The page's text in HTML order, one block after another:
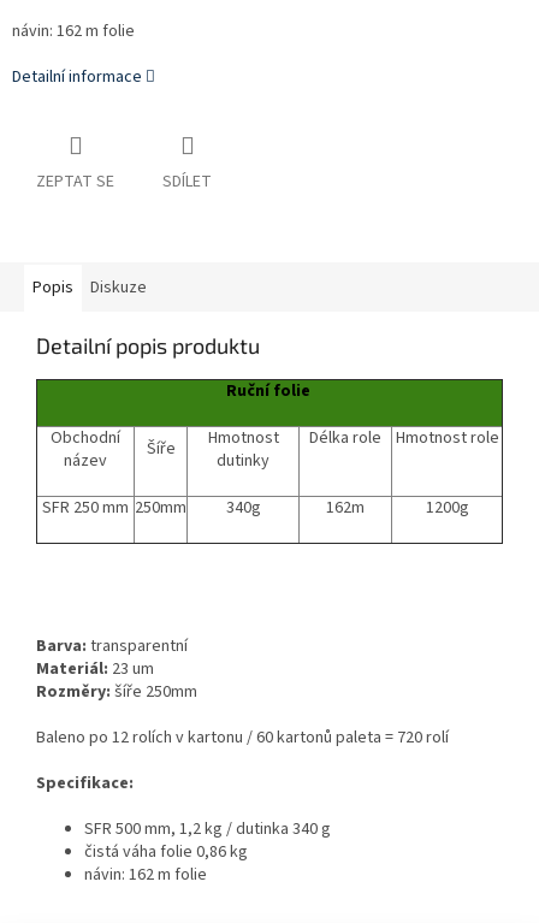
návin: 162 m folie
Detailní informace
ZEPTAT SE SDÍLET
Popis Diskuze
Detailní popis produktu
Ruční folie
Obchodní
název
Šíře
Hmotnost
dutinky
Délka role Hmotnost role
SFR 250 mm 250mm 340g 162m 1200g
Barva: transparentní
Materiál: 23 um
Rozměry: šíře 250mm
Baleno po 12 rolích v kartonu / 60 kartonů paleta = 720 rolí
Specifikace:
SFR 500 mm, 1,2 kg / dutinka 340 g
čistá váha folie 0,86 kg
návin: 162 m folie